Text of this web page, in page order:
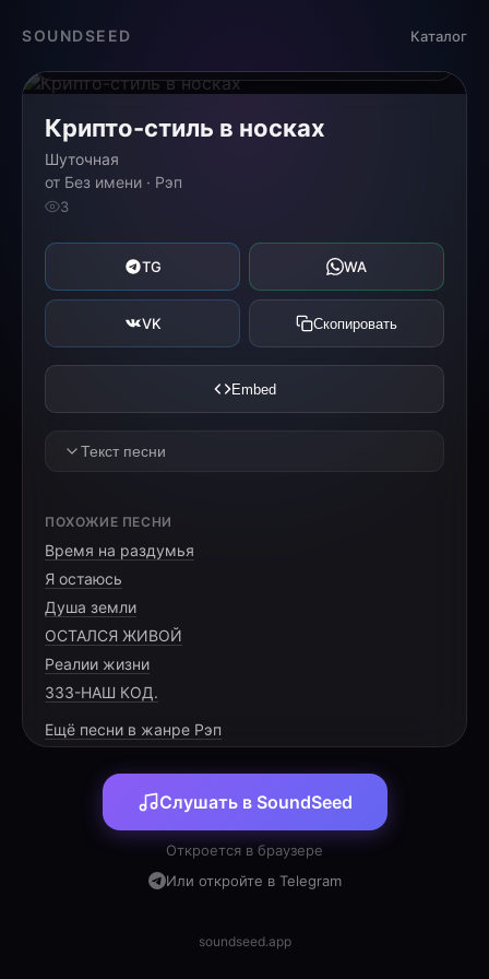
SOUNDSEED Каталог
Крипто-стиль в носках
Шуточная
от Без имени · Рэп
3
TG WA
VK Скопировать
Embed
Текст песни
Эй, йо, слушай этот ритм,
Тут всё, о чём ты мечтаешь,
Зал, пиво, футбол и крипта,
[VERSE 1]
Тянешь железо, а следом — за пивом,
Футбол на повторе в экстазе спортивном.
Но только тарелка мелькнёт на столе —
Ты скрылся в тени, ты в глухом феврале.
В спортзале куёшь свой стальной кулак.
ПОХОЖИЕ ПЕСНИ
Время на раздумья
Я остаюсь
Душа земли
ОСТАЛСЯ ЖИВОЙ
Реалии жизни
333-НАШ КОД.
Ещё песни в жанре Рэп
Слушать в SoundSeed
Откроется в браузере
Или откройте в Telegram
soundseed.app